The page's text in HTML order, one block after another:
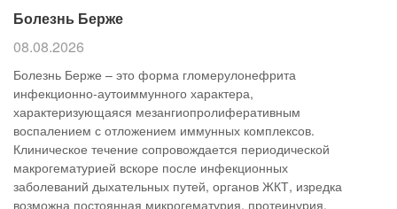
Болезнь Берже
08.08.2026
Болезнь Берже – это форма гломерулонефрита
инфекционно-аутоиммунного характера,
характеризующаяся мезангиопролиферативным
воспалением с отложением иммунных комплексов.
Клиническое течение сопровождается периодической
макрогематурией вскоре после инфекционных
заболеваний дыхательных путей, органов ЖКТ, изредка
возможна постоянная микрогематурия, протеинурия,